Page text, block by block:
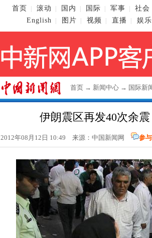
首页 滚动 国内 国际 军事 社会
English
图片 视频 直播 娱乐
首页 → 新闻中心 → 国际新
伊朗震区再发40次余
2012年08月12日 10:49 来源： 中国新闻网 参